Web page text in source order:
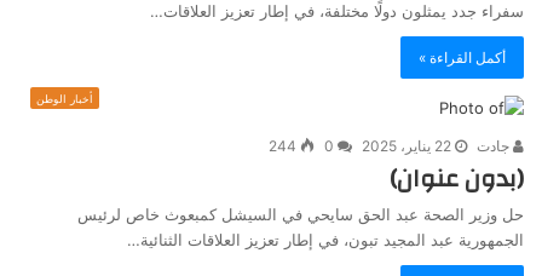
سفراء جدد يمثلون دولًا مختلفة، في إطار تعزيز العلاقات…
أكمل القراءة »
أخبار الوطن
جادت 22 يناير، 2025 0
244
(بدون عنوان)
حل وزير الصحة عبد الحق سايحي في السيشل كمبعوث خاص لرئيس
الجمهورية عبد المجيد تبون، في إطار تعزيز العلاقات الثنائية…